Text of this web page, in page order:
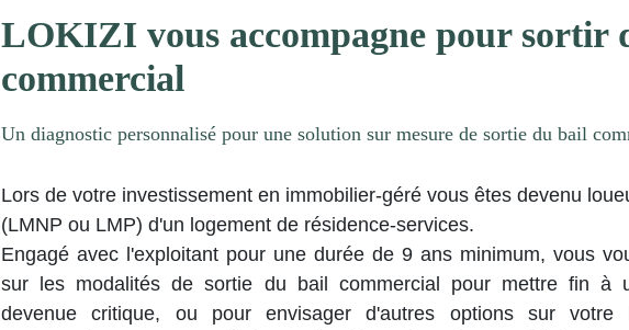
LOKIZI vous accompagne pour sortir
commercial
Un diagnostic personnalisé pour une solution sur mesure de sortie du bail
Lors de votre investissement en immobilier-géré vous êtes devenu
(LMNP ou LMP) d'un logement de résidence-services.
Engagé avec l'exploitant pour une durée de 9 ans minimum, vous
sur les modalités de sortie du bail commercial pour mettre fin à
devenue critique, ou pour envisager d'autres options sur votre